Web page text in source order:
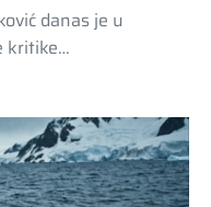
danas je u
kritike…